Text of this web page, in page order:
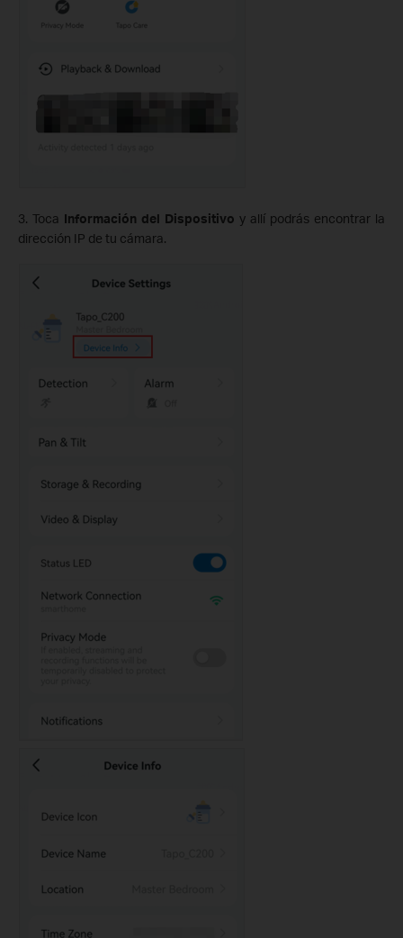
3. Toca Información del Dispositivo y allí podrás encontrar la
dirección IP de tu cámara.